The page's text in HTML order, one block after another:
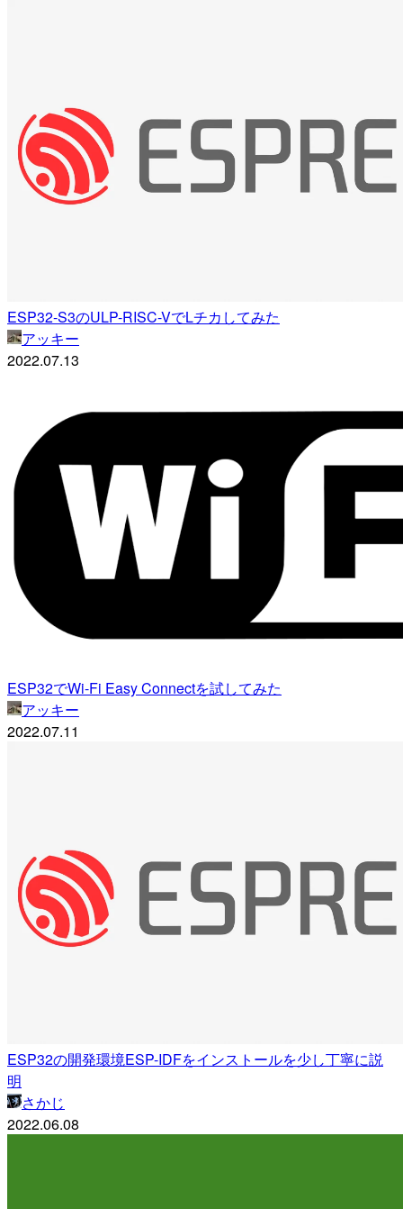
ESP32-S3のULP-RISC-VでLチカしてみた
アッキー
2022.07.13
ESP32でWi-Fi Easy Connectを試してみた
アッキー
2022.07.11
ESP32の開発環境ESP-IDFをインストールを少し丁寧に説
明
さかじ
2022.06.08